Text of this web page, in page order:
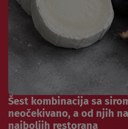
Šest kombinacija sa
neočekivano, a od njih
najboljih restorana